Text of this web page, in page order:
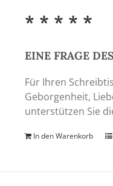
* * * * *
EINE FRAGE
Für Ihren
Geborgenheit,
unterstützen Sie
In den Warenkorb